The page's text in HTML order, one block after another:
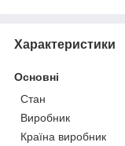
Характеристики
Основні
Стан
Виробник
Країна виробник